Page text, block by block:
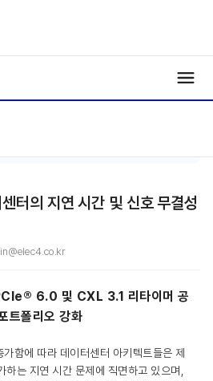
터의 지연 시간 및 신호 무결성
6.0 및 CXL 3.1 리타이머 공
트폴리오 강화
함에 따라 데이터센터 아키텍트들은 제
는 지연 시간 문제에 직면하고 있으며,